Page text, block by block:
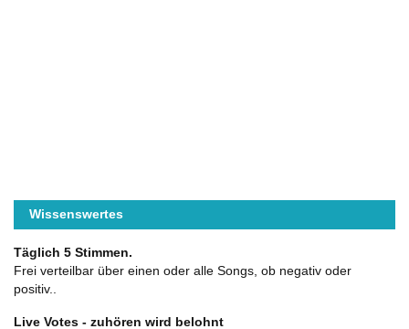
Wissenswertes
Täglich 5 Stimmen.
Frei verteilbar über einen oder alle Songs, ob negativ oder
positiv..
Live Votes - zuhören wird belohnt